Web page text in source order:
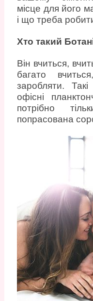
місце для його
і що треба
Хто такий
Він вчиться,
багато
заробляти.
офісні
потрібно
попрасована